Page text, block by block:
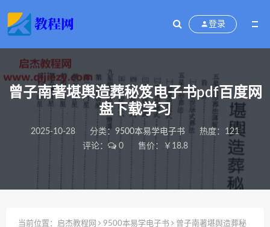
登录
曾子南著堪舆造葬秘笈电子书pdf百度网
盘下载学习
2025-10-28 分类： 9500本易学电子书
热度：121
评论：
0 售价：￥18.8
当前位置： 启杰教程网 9500本易学电子书
曾子南著堪舆造葬秘